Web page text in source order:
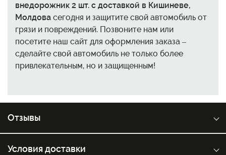
внедорожник 2 шт. с доставкой в Кишиневе,
Молдова сегодня и защитите свой автомобиль от
грязи и повреждений. Позвоните нам или
посетите наш сайт для оформления заказа –
сделайте свой автомобиль не только более
привлекательным, но и защищенным!
Отзывы
Условия доставки